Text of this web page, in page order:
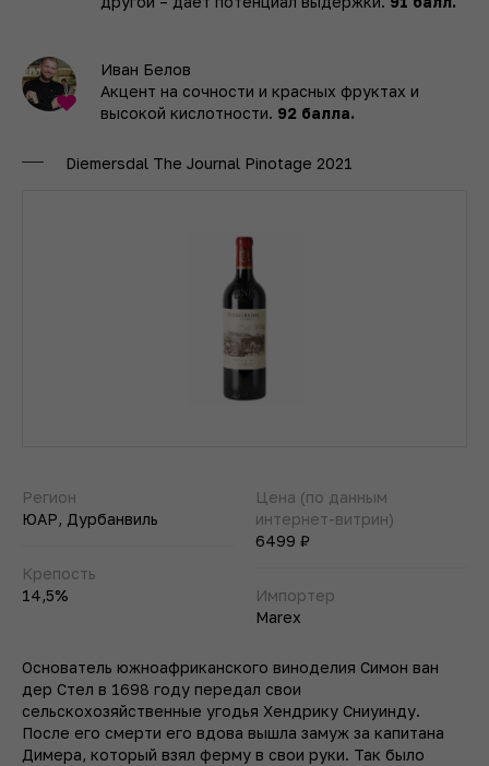
Иван Белов
Акцент на сочности и красных фруктах и
высокой кислотности. 92 балла.
Diemersdal The Journal Pinotage 2021
Регион
ЮАР, Дурбанвиль
Крепость
14,5%
Цена (по данным
интернет-витрин)
6499 ₽
Импортер
Marex
Основатель южноафриканского виноделия Симон ван
дер Стел в 1698 году передал свои
сельскохозяйственные угодья Хендрику Сниуинду.
После его смерти его вдова вышла замуж за капитана
Димера, который взял ферму в свои руки. Так было